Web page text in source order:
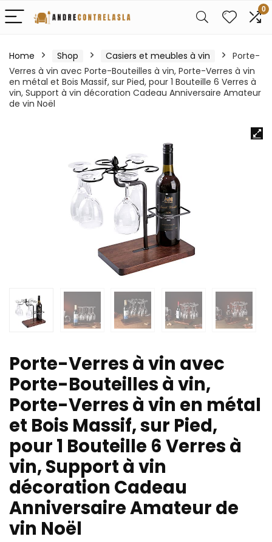
0
Home Shop Casiers et meubles à vin
Porte-
Verres à vin avec Porte-Bouteilles à vin, Porte-Verres à vin
en métal et Bois Massif, sur Pied, pour 1 Bouteille 6 Verres à
vin, Support à vin décoration Cadeau Anniversaire Amateur
de vin Noël
Porte-Verres à vin avec
Porte-Bouteilles à vin,
Porte-Verres à vin en métal
et Bois Massif, sur Pied,
pour 1 Bouteille 6 Verres à
vin, Support à vin
décoration Cadeau
Anniversaire Amateur de
vin Noël